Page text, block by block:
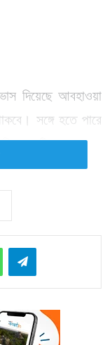
দিয়েছে আবহাওয়া
সঙ্গে হতে পারে
বৃষ্টির সম্ভাবনা